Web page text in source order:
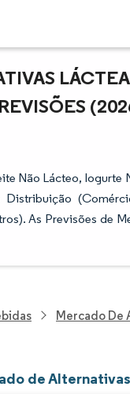
Não Lácteo, Iogurte
As Previsões de
Mercado De
de